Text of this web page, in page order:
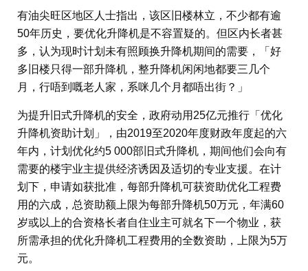
有油尖旺区地区人士指出，该区旧楼林立，不少都有逾
50年历史，要优化升降机是不容置疑的。但区内长者甚
多，认为现时计划未有照顾换升降机期间的需要，「好
多旧楼只得一部升降机，整升降机闲闲地都要三几个
月，行唔到嘅老人家，系咪几个月都唔出街？」
为提升旧式升降机的安全，政府动用25亿元推行「优化
升降机资助计划」，由2019至2020年度财政年度起的六
年内，计划优化约5 000部旧式升降机，期间他们会向有
需要的楼宇业主提供经济诱因及适切的专业支援。在计
划下，申请如获批准，每部升降机可获资助优化工程费
用的六成，总资助额上限为每部升降机50万元，年满60
岁或以上的合资格长者自住业主可就名下一个物业，获
所需承担的优化升降机工程费用的全数资助，上限为5万
元。